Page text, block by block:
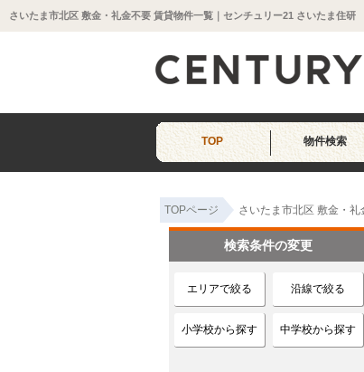
さいたま市北区 敷金・礼金不要 賃貸物件一覧｜センチュリー21 さいたま住研
TOP 物件検索
TOPページ さいたま市北区 敷金・
検索条件の変更
エリアで絞る 沿線で絞る
小学校から探す 中学校から探す